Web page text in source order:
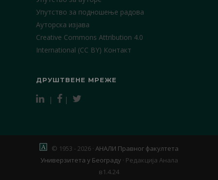
Упутство за подношење радова
Ауторска изјава
Creative Commons Attribution 4.0
International (CC BY) Контакт
ДРУШТВЕНЕ МРЕЖЕ
| |
© 1953 - 2026 · АНАЛИ Правног факултета
Универзитета у Београду · Редакција Анала
в1.4.24